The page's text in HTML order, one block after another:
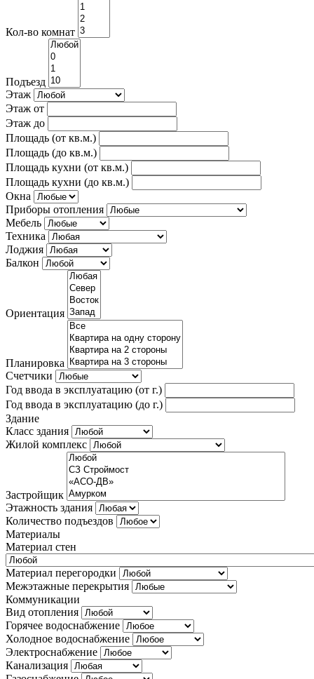
Кол-во комнат
Подъезд
Этаж
Этаж от
Этаж до
Площадь (от кв.м.)
Площадь (до кв.м.)
Площадь кухни (от кв.м.)
Площадь кухни (до кв.м.)
Окна
Приборы отопления
Мебель
Техника
Лоджия
Балкон
Ориентация
Планировка
Счетчики
Год ввода в эксплуатацию (от г.)
Год ввода в эксплуатацию (до г.)
Здание
Класс здания
Жилой комплекс
Застройщик
Этажность здания
Количество подъездов
Материалы
Материал стен
Материал перегородки
Межэтажные перекрытия
Коммуникации
Вид отопления
Горячее водоснабжение
Холодное водоснабжение
Электроснабжение
Канализация